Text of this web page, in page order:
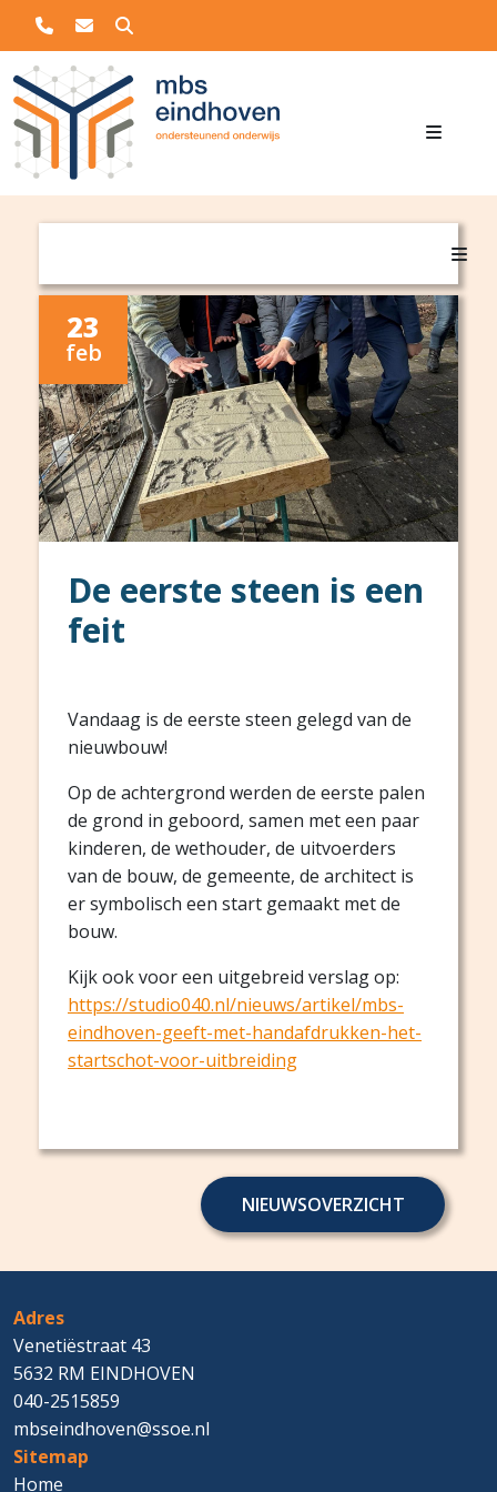
Overslaan en naar de inhoud gaan
23
feb
De eerste steen is een
feit
Vandaag is de eerste steen gelegd van de
nieuwbouw!
Op de achtergrond werden de eerste palen
de grond in geboord, samen met een paar
kinderen, de wethouder, de uitvoerders
van de bouw, de gemeente, de architect is
er symbolisch een start gemaakt met de
bouw.
Kijk ook voor een uitgebreid verslag op:
https://studio040.nl/nieuws/artikel/mbs-
eindhoven-geeft-met-handafdrukken-het-
startschot-voor-uitbreiding
NIEUWSOVERZICHT
Adres
Venetiëstraat 43
5632 RM EINDHOVEN
040-2515859
mbseindhoven@ssoe.nl
Sitemap
Home